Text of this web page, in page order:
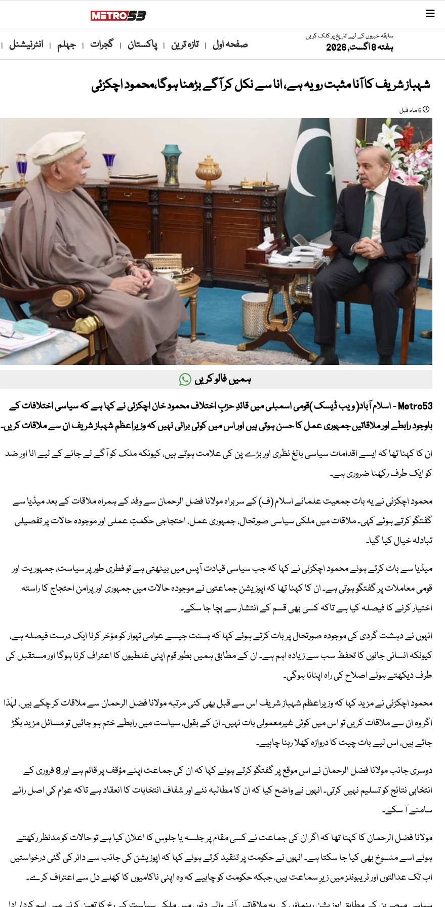
سابقہ خبروں کے لیے تاریخ پر کلک کریں
ہفتہ 8 اگست, 2026 صفحہ اول | تازہ ترین | پاکستان | گجرات | جہلم | انٹرنیشنل |
شہباز شریف کا آنا مثبت رویہ ہے، انا سے نکل کر آگے بڑھنا ہوگا،محمود اچکزئی
6 ماہ قبل
ہمیں فالو کریں
Metro53 - اسلام آباد( ویب ڈیسک )قومی اسمبلی میں قائدِ حزبِ اختلاف محمود خان اچکزئی نے کہا ہے کہ سیاسی اختلافات کے
باوجود رابطے اور ملاقاتیں جمہوری عمل کا حسن ہوتی ہیں اور اس میں کوئی برائی نہیں کہ وزیراعظم شہباز شریف ان سے ملاقات کریں۔
ان کا کہنا تھا کہ ایسے اقدامات سیاسی بالغ نظری اور بڑے پن کی علامت ہوتے ہیں، کیونکہ ملک کو آگے لے جانے کے لیے انا اور ضد
کو ایک طرف رکھنا ضروری ہے۔
محمود اچکزئی نے یہ بات جمعیت علمائے اسلام (ف) کے سربراہ مولانا فضل الرحمان سے وفد کے ہمراہ ملاقات کے بعد میڈیا سے
گفتگو کرتے ہوئے کہی۔ ملاقات میں ملکی سیاسی صورتحال، جمہوری عمل، احتجاجی حکمتِ عملی اور موجودہ حالات پر تفصیلی
تبادلہ خیال کیا گیا۔
میڈیا سے بات کرتے ہوئے محمود اچکزئی نے کہا کہ جب سیاسی قیادت آپس میں بیٹھتی ہے تو فطری طور پر سیاست، جمہوریت اور
قومی معاملات پر گفتگو ہوتی ہے۔ ان کا کہنا تھا کہ اپوزیشن جماعتوں نے موجودہ حالات میں جمہوری اور پرامن احتجاج کا راستہ
اختیار کرنے کا فیصلہ کیا ہے تاکہ کسی بھی قسم کے انتشار سے بچا جا سکے۔
انہوں نے دہشت گردی کی موجودہ صورتحال پر بات کرتے ہوئے کہا کہ بسنت جیسے عوامی تہوار کو مؤخر کرنا ایک درست فیصلہ ہے،
کیونکہ انسانی جانوں کا تحفظ سب سے زیادہ اہم ہے۔ ان کے مطابق ہمیں بطور قوم اپنی غلطیوں کا اعتراف کرنا ہوگا اور مستقبل کی
طرف دیکھتے ہوئے اصلاح کی راہ اپنانا ہوگی۔
محمود اچکزئی نے مزید کہا کہ وزیراعظم شہباز شریف اس سے قبل بھی کئی مرتبہ مولانا فضل الرحمان سے ملاقات کر چکے ہیں، لہٰذا
اگر وہ ان سے ملاقات کریں تو اس میں کوئی غیرمعمولی بات نہیں۔ ان کے بقول، سیاست میں رابطے ختم ہو جائیں تو مسائل مزید بگڑ
جاتے ہیں، اس لیے بات چیت کا دروازہ کھلا رہنا چاہیے۔
دوسری جانب مولانا فضل الرحمان نے اس موقع پر گفتگو کرتے ہوئے کہا کہ ان کی جماعت اپنے مؤقف پر قائم ہے اور 8 فروری کے
انتخابی نتائج کو تسلیم نہیں کرتی۔ انہوں نے واضح کیا کہ ان کا مطالبہ نئے اور شفاف انتخابات کا انعقاد ہے تاکہ عوام کی اصل رائے
سامنے آ سکے۔
مولانا فضل الرحمان کا کہنا تھا کہ اگر ان کی جماعت نے کسی مقام پر جلسہ یا جلوس کا اعلان کیا ہے تو حالات کو مدنظر رکھتے
ہوئے اسے منسوخ بھی کیا جا سکتا ہے۔ انہوں نے حکومت پر تنقید کرتے ہوئے کہا کہ اپوزیشن کی جانب سے دائر کی گئی درخواستیں
اب تک عدالتوں اور ٹریبونلز میں زیرِ سماعت ہیں، جبکہ حکومت کو چاہیے کہ وہ اپنی ناکامیوں کا کھلے دل سے اعتراف کرے۔